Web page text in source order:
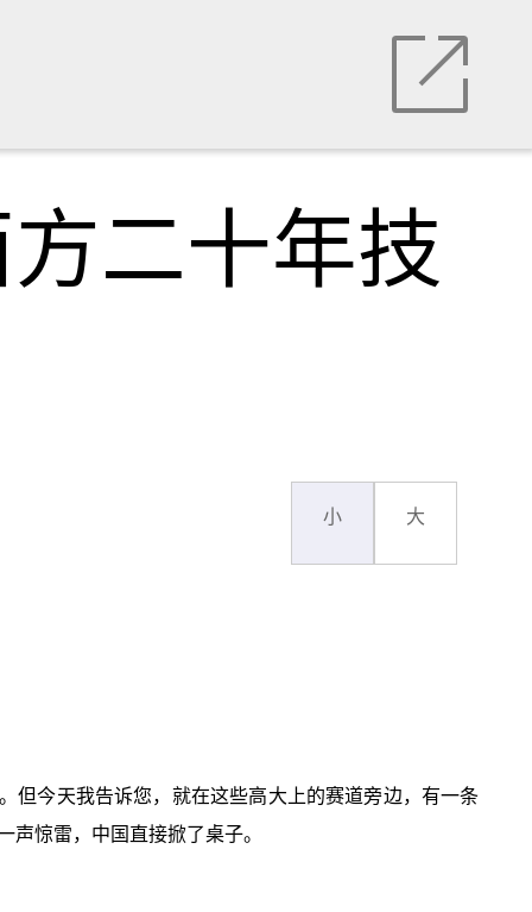
二十年技
小 大
但今天我告诉您，就在这些高大上的赛道旁边，有一条
惊雷，中国直接掀了桌子。